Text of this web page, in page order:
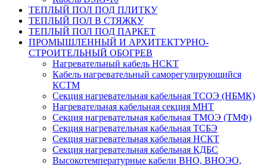
ТЕПЛЫЙ ПОЛ ПОД ПЛИТКУ
ТЕПЛЫЙ ПОЛ В СТЯЖКУ
ТЕПЛЫЙ ПОЛ ПОД ПАРКЕТ
ПРОМЫШЛЕННЫЙ И АРХИТЕКТУРНО-
СТРОИТЕЛЬНЫЙ ОБОГРЕВ
Нагревательный кабель НCKТ
Кабель нагревательный саморегулирующийся
КСТМ
Секция нагревательная кабельная ТСОЭ (НБМК)
Нагревательная кабельная секция МНТ
Секция нагревательная кабельная ТМОЭ (ТМФ)
Секция нагревательная кабельная ТСБЭ
Секция нагревательная кабельная НСКТ
Секция нагревательная кабельная КДБС
Высокотемпературные кабели ВНО, ВНОЭО,